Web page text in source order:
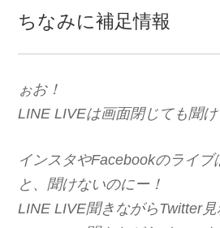
ちなみに補足情報
ぉお！
LINE LIVEは画面閉じても聞け
インスタやFacebookのライ
と、聞けないのにー！
LINE LIVE聞きながらTwitter見